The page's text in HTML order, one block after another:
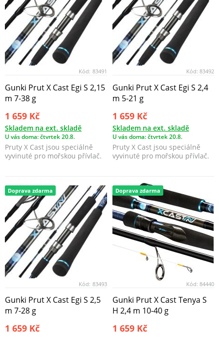
Kód: 83491
Gunki Prut X Cast Egi S 2,15
m 7-38 g
1 659 Kč
Skladem na ext. skladě
U vás doma: čtvrtek 20.8.
Pruty X Cast jsou speciálně
vyvinuté pro mořskou přívlač.
Kód: 83492
Gunki Prut X Cast Egi S 2,4
m 5-21 g
1 659 Kč
Skladem na ext. skladě
U vás doma: čtvrtek 20.8.
Pruty X Cast jsou speciálně
vyvinuté pro mořskou přívlač.
Doprava zdarma
Kód: 83493
Gunki Prut X Cast Egi S 2,5
m 7-28 g
1 659 Kč
Doprava zdarma
Kód: 84440
Gunki Prut X Cast Tenya S
H 2,4 m 10-40 g
1 659 Kč